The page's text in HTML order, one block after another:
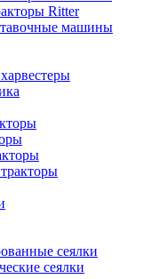
Ritter
машины
сеялки
сеялки